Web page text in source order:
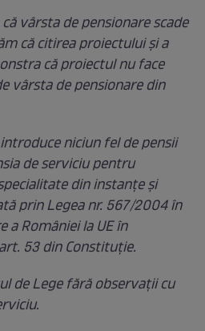
vârsta de pensionare scade
că citirea proiectului şi a
că proiectul nu face
vârsta de pensionare din
niciun fel de pensii
de serviciu pentru
din instanțe și
prin Legea nr. 567/2004 în
a României la UE în
53 din Constituție.
de Lege fără observații cu